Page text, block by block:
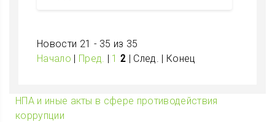
Новости 21 - 35 из 35
Начало | Пред. | 1 2 | След. | Конец
НПА и иные акты в сфере противодействия
коррупции